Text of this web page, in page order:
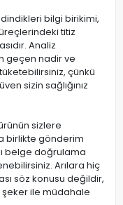
bilgi birikimi,
titiz
Analiz
geçen nadir ve
çünkü
sizin sağlığınız
sizlere
birlikte gönderim
belge doğrulama
Arılara hiç
söz konusu değildir,
şeker ile müdahale